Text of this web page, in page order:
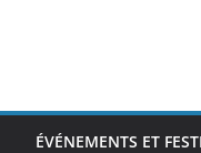
ÉVÉNEMENTS ET